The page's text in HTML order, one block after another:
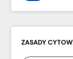
ZASADY